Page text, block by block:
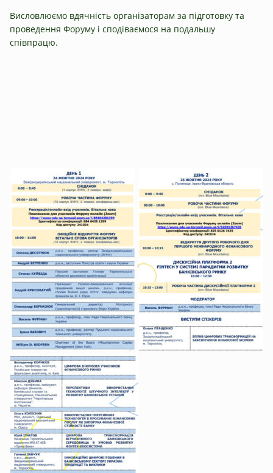
Висловлюємо вдячність організаторам за підготовку та
проведення Форуму і сподіваємося на подальшу
співпрацю.